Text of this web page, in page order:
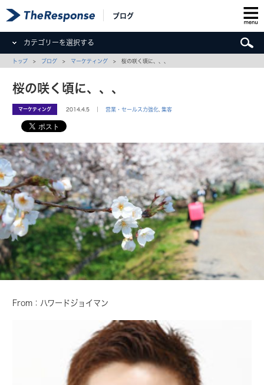
ブログ
カテゴリーを選択する
トップ > ブログ > マーケティング > 桜の咲く頃に、、、
桜の咲く頃に、、、
マーケティング 2014.4.5 ｜営業・セールス力強化 ,集客
From：ハワードジョイマン